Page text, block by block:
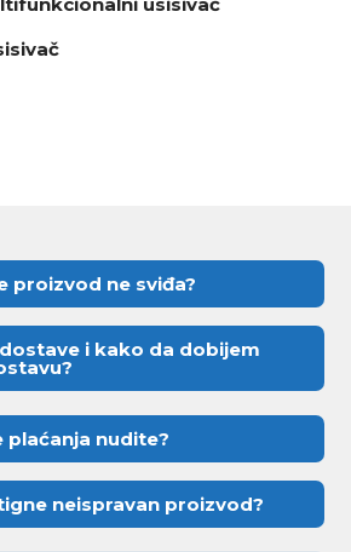
proizvod ne sviđa?
i kako da dobijem
plaćanja nudite?
neispravan proizvod?